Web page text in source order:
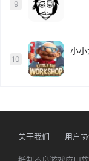
9
10
小小
关于我们 用户